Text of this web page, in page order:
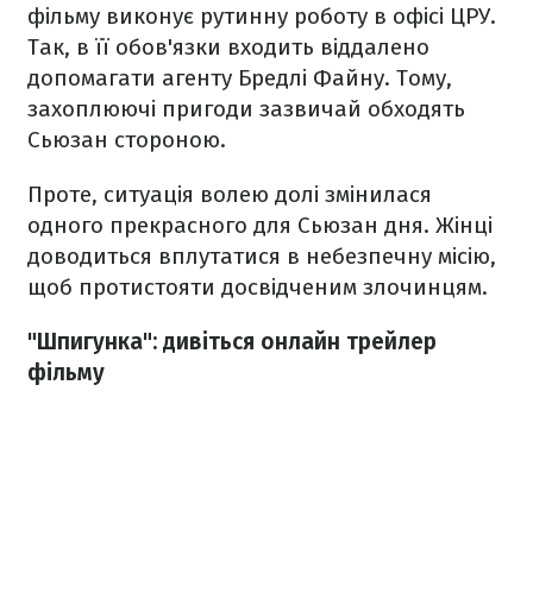
фільму виконує рутинну роботу в офісі ЦРУ.
Так, в її обов'язки входить віддалено
допомагати агенту Бредлі Файну. Тому,
захоплюючі пригоди зазвичай обходять
Сьюзан стороною.
Проте, ситуація волею долі змінилася
одного прекрасного для Сьюзан дня. Жінці
доводиться вплутатися в небезпечну місію,
щоб протистояти досвідченим злочинцям.
"Шпигунка": дивіться онлайн трейлер
фільму